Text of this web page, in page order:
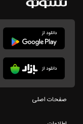
صفحات اصلی